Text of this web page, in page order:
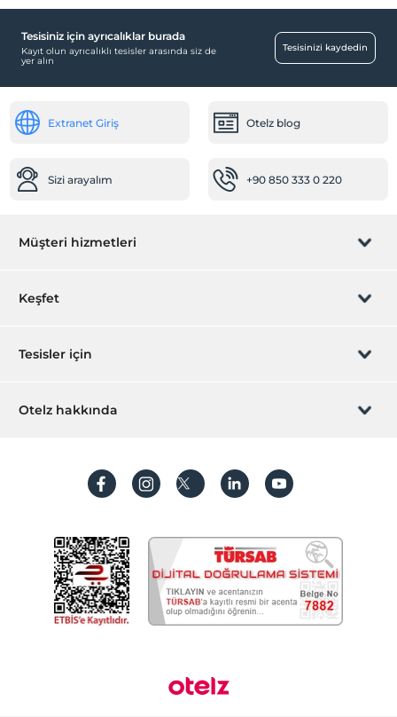
Tesisiniz için ayrıcalıklar burada
Kayıt olun ayrıcalıklı tesisler arasında siz de
yer alın
Tesisinizi kaydedin
Extranet Giriş Otelz blog
Sizi arayalım +90 850 333 0 220
Müşteri hizmetleri
Rezervasyon yönet
Sıkça sorulan sorular
İşlem rehberi
Keşfet
Hediye Kart
Hesap oluştur
Tesisler için
Hemen tesisinizi ekleyin
Otelz hakkında
Koşullar ve şartlar
Aydınlatma metni